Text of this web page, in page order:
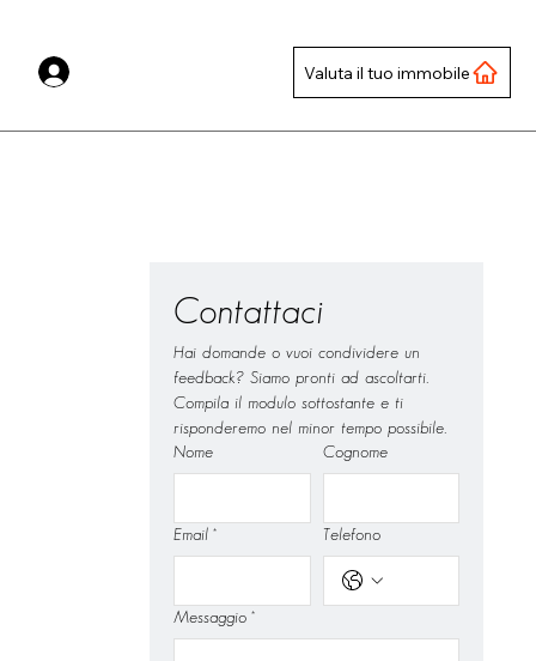
Valuta il tuo immobile
Contattaci
Hai domande o vuoi condividere un
feedback? Siamo pronti ad ascoltarti.
Compila il modulo sottostante e ti
risponderemo nel minor tempo possibile.
Nome
Cognome
Email * Telefono
Messaggio *